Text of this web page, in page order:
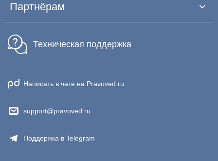
Партнёрам
Техническая поддержка
Написать в чате на Pravoved.ru
support@pravoved.ru
Поддержка в Telegram